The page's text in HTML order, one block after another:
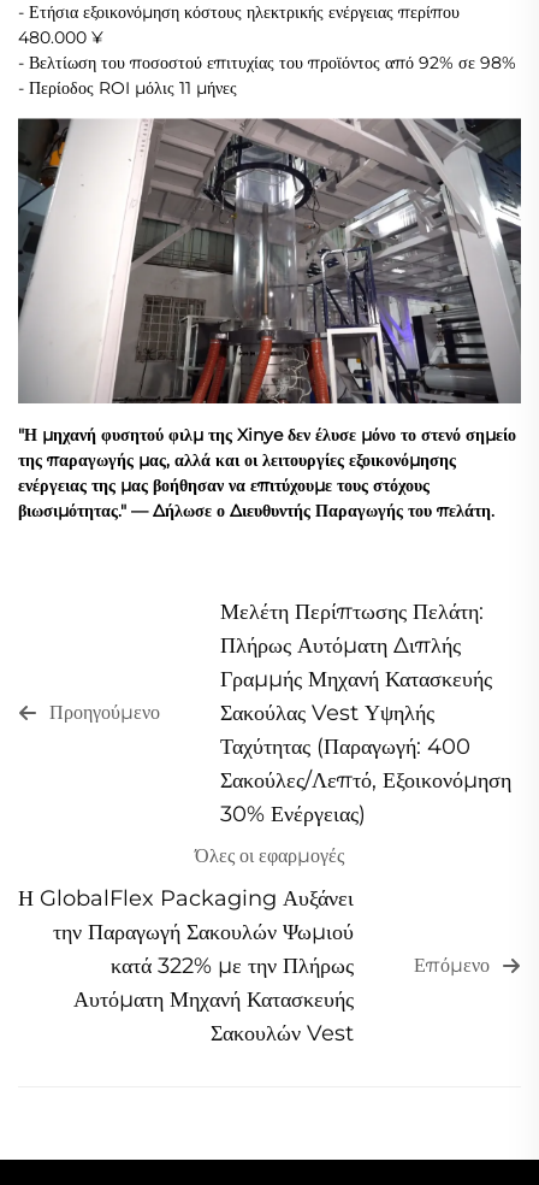
- Ετήσια εξοικονόμηση κόστους ηλεκτρικής ενέργειας περίπου
480.000 ¥
- Βελτίωση του ποσοστού επιτυχίας του προϊόντος από 92% σε 98%
- Περίοδος ROI μόλις 11 μήνες
"Η μηχανή φυσητού φιλμ της Xinye δεν έλυσε μόνο το στενό σημείο
της παραγωγής μας, αλλά και οι λειτουργίες εξοικονόμησης
ενέργειας της μας βοήθησαν να επιτύχουμε τους στόχους
βιωσιμότητας." — Δήλωσε ο Διευθυντής Παραγωγής του πελάτη.
Προηγούμενο
Μελέτη Περίπτωσης Πελάτη:
Πλήρως Αυτόματη Διπλής
Γραμμής Μηχανή Κατασκευής
Σακούλας Vest Υψηλής
Ταχύτητας (Παραγωγή: 400
Σακούλες/Λεπτό, Εξοικονόμηση
30% Ενέργειας)
Όλες οι εφαρμογές
Επόμενο
Η GlobalFlex Packaging Αυξάνει
την Παραγωγή Σακουλών Ψωμιού
κατά 322% με την Πλήρως
Αυτόματη Μηχανή Κατασκευής
Σακουλών Vest